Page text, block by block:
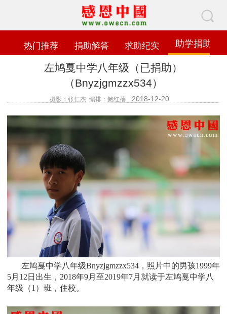
热门推荐 捐助解答 求助纪实 助学捐助
左鸠戛中学八年级（已捐助）
（Bnyzjgmzzx534）
摄影：张仁杰 编排：鲍红蓓 2018-12-20
左鸠戛中学八年级Bnyzjgmzzx534，照片中的男孩1999年
5月12日 出生， 2018年9月至2019年7月就读于左鸠戛中学八
年级（1）班，住校。